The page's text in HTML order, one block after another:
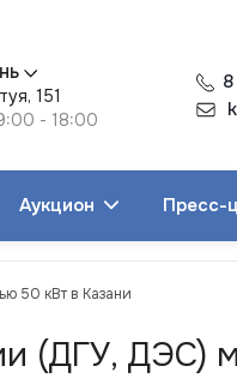
151
- 18:00
Аукцион Пресс-
50 кВт в Казани
(ДГУ,